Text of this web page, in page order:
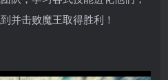
并击败魔王取得胜利！